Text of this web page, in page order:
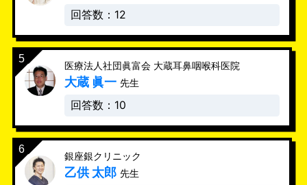
回答数：12
医療法人社団眞富会 大蔵耳鼻咽喉科医院
大蔵 眞一 先生
回答数：10
銀座銀クリニック
乙供 太郎 先生